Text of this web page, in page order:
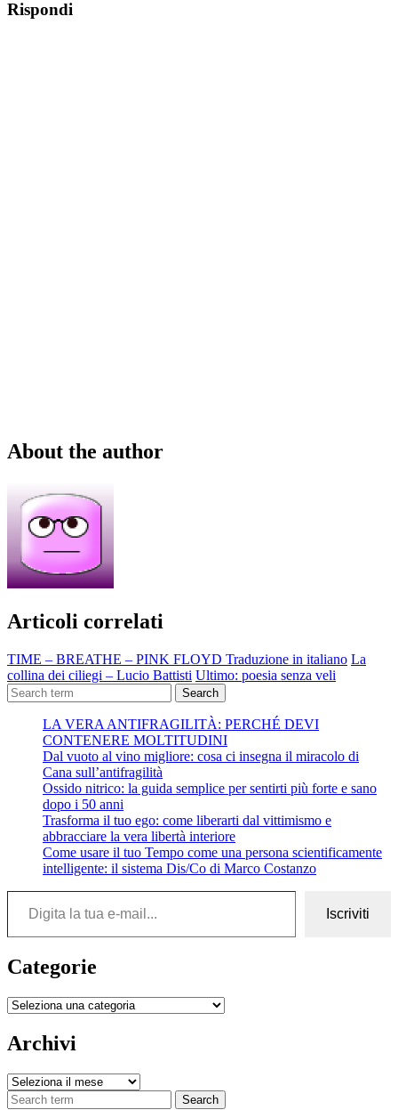
Rispondi
About the author
Articoli correlati
TIME – BREATHE – PINK FLOYD Traduzione in italiano La
collina dei ciliegi – Lucio Battisti Ultimo: poesia senza veli
Search
LA VERA ANTIFRAGILITÀ: PERCHÉ DEVI
CONTENERE MOLTITUDINI
Dal vuoto al vino migliore: cosa ci insegna il miracolo di
Cana sull’antifragilità
Ossido nitrico: la guida semplice per sentirti più forte e sano
dopo i 50 anni
Trasforma il tuo ego: come liberarti dal vittimismo e
abbracciare la vera libertà interiore
Come usare il tuo Tempo come una persona scientificamente
intelligente: il sistema Dis/Co di Marco Costanzo
Digita la tua e-mail...
Iscriviti
Categorie
Categorie
Archivi
Archivi
Search